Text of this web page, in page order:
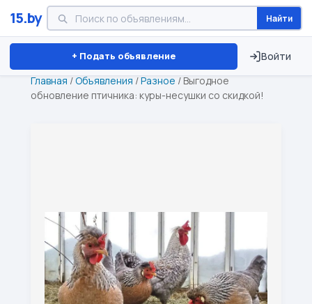
15.by Найти
+ Подать объявление Войти
Минск Витебск Брест ⏱ ТОЛЬКО 15 ДНЕЙ
Главная /Объявления /Разное / Выгодное
обновление птичника: куры-несушки со скидкой!